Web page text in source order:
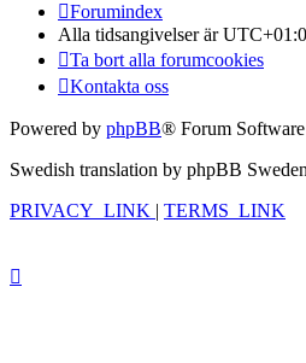
Forumindex
Alla tidsangivelser är
Ta bort alla forumcookies
Kontakta oss
Powered by phpBB® Forum
Swedish translation by phpBB
PRIVACY_LINK | TERMS_LINK